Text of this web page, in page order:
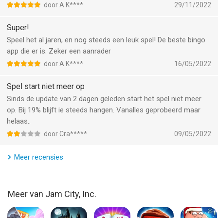
munten terwijl u elk verzamelevenement voltooit! Er is altijd wel
iets nieuws te ontdekken!
EXCLUSIEVE OFFLINE MODUS:
offline modus! Veel bingo-plezier onderweg!
WIN MEER MET POWER-UPS:
Verdien gratis power-ups terwijl u zich een weg baant door
thema's, enorme jackpots en meer!
Speel alleen of werk samen met uw Club! en zet uw kaarten in
tegen vrienden, familie en duizenden anderen over de hele
door A K**** 29/11/2022
Super!
Speel het al jaren, en nog steeds een leuk spel! De beste bingo
app die er is. Zeker een aanrader
door A K**** 16/05/2022
Spel start niet meer op
Sinds de update van 2 dagen geleden start het spel niet meer
op. Bij 19% blijft ie steeds hangen. Vanalles geprobeerd maar
helaas..
door Cra***** 09/05/2022
Meer recensies
Meer van Jam City, Inc.